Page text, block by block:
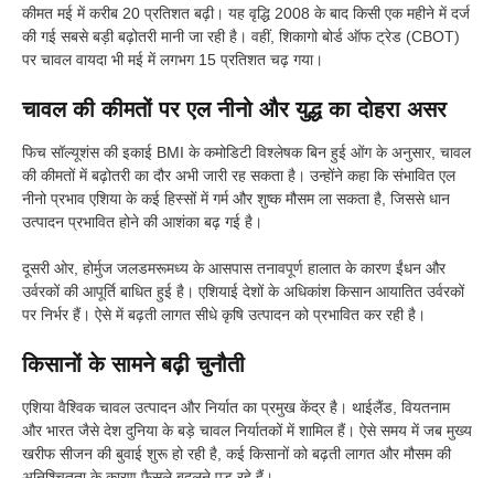
कीमत मई में करीब 20 प्रतिशत बढ़ी। यह वृद्धि 2008 के बाद किसी एक महीने में दर्ज
की गई सबसे बड़ी बढ़ोतरी मानी जा रही है। वहीं, शिकागो बोर्ड ऑफ ट्रेड (CBOT)
पर चावल वायदा भी मई में लगभग 15 प्रतिशत चढ़ गया।
चावल की कीमतों पर एल नीनो और युद्ध का दोहरा असर
फिच सॉल्यूशंस की इकाई BMI के कमोडिटी विश्लेषक बिन हुई ओंग के अनुसार, चावल
की कीमतों में बढ़ोतरी का दौर अभी जारी रह सकता है। उन्होंने कहा कि संभावित एल
नीनो प्रभाव एशिया के कई हिस्सों में गर्म और शुष्क मौसम ला सकता है, जिससे धान
उत्पादन प्रभावित होने की आशंका बढ़ गई है।
दूसरी ओर, होर्मुज जलडमरूमध्य के आसपास तनावपूर्ण हालात के कारण ईंधन और
उर्वरकों की आपूर्ति बाधित हुई है। एशियाई देशों के अधिकांश किसान आयातित उर्वरकों
पर निर्भर हैं। ऐसे में बढ़ती लागत सीधे कृषि उत्पादन को प्रभावित कर रही है।
किसानों के सामने बढ़ी चुनौती
एशिया वैश्विक चावल उत्पादन और निर्यात का प्रमुख केंद्र है। थाईलैंड, वियतनाम
और भारत जैसे देश दुनिया के बड़े चावल निर्यातकों में शामिल हैं। ऐसे समय में जब मुख्य
खरीफ सीजन की बुवाई शुरू हो रही है, कई किसानों को बढ़ती लागत और मौसम की